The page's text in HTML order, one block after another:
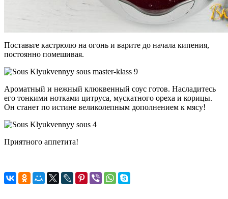
Поставьте кастрюлю на огонь и варите до начала кипения,
постоянно помешивая.
Ароматный и нежный клюквенный соус готов. Насладитесь
его тонкими нотками цитруса, мускатного ореха и корицы.
Он станет по истине великолепным дополнением к мясу!
Приятного аппетита!